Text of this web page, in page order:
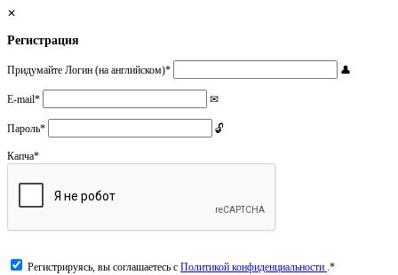
Регистрация
Придумайте Логин (на английском)*
E-mail*
Пароль*
Капча*
Регистрируясь, вы соглашаетесь с Политикой конфиденциальности .*